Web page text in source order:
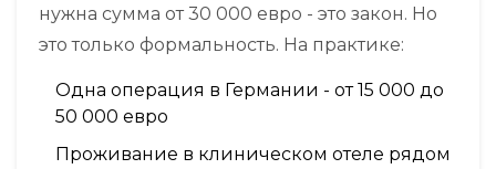
нужна сумма от 30 000 евро - это закон. Но
это только формальность. На практике:
Одна операция в Германии - от 15 000 до
50 000 евро
Проживание в клиническом отеле рядом